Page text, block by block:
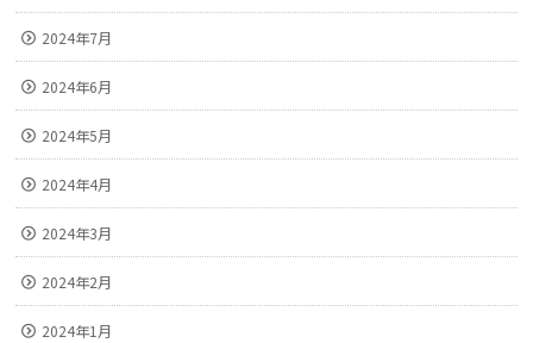
2024年7月
2024年6月
2024年5月
2024年4月
2024年3月
2024年2月
2024年1月